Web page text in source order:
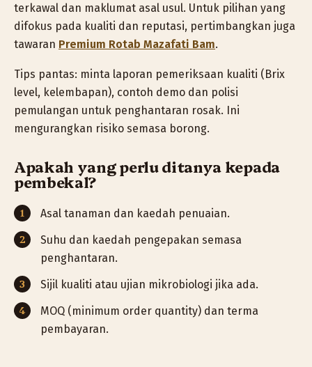
terkawal dan maklumat asal usul. Untuk pilihan yang
difokus pada kualiti dan reputasi, pertimbangkan juga
tawaran Premium Rotab Mazafati Bam.
Tips pantas: minta laporan pemeriksaan kualiti (Brix
level, kelembapan), contoh demo dan polisi
pemulangan untuk penghantaran rosak. Ini
mengurangkan risiko semasa borong.
Apakah yang perlu ditanya kepada
pembekal?
Asal tanaman dan kaedah penuaian.
Suhu dan kaedah pengepakan semasa
penghantaran.
Sijil kualiti atau ujian mikrobiologi jika ada.
MOQ (minimum order quantity) dan terma
pembayaran.